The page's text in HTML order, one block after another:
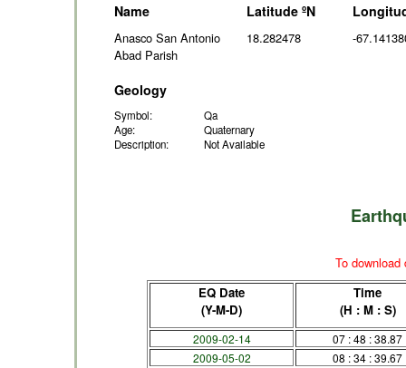
Name
Anasco San Antonio
Abad Parish
Latitude ºN
18.282478 -
Geology
Symbol:
Qa
Age:
Quaternary
Description:
Not Available
To
EQ Date
(Y-M-D)
Time
(H : M : S)
2009-02-14
07 : 48 : 38.87
2009-05-02
08 : 34 : 39.67